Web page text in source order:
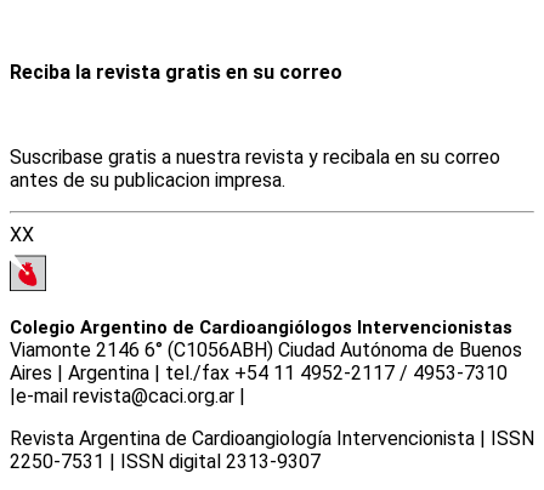
Reciba la revista gratis en su correo
Suscribase gratis a nuestra revista y recibala en su correo
antes de su publicacion impresa.
XX
Colegio Argentino de Cardioangiólogos Intervencionistas
Viamonte 2146 6° (C1056ABH) Ciudad Autónoma de Buenos
Aires | Argentina | tel./fax +54 11 4952-2117 / 4953-7310
|e-mail revista@caci.org.ar |
Revista Argentina de Cardioangiologí­a Intervencionista | ISSN
2250-7531 | ISSN digital 2313-9307